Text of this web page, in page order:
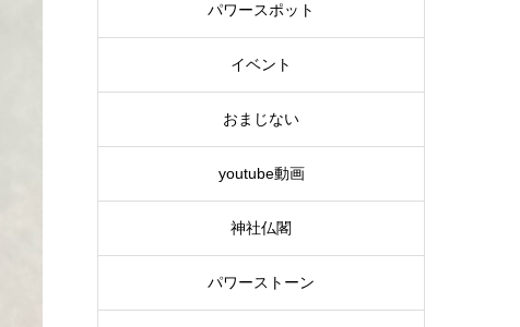
パワースポット
イベント
おまじない
youtube動画
神社仏閣
パワーストーン